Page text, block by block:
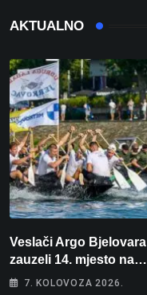
AKTUALNO
Veslači Argo Bjelovara
zauzeli 14. mjesto na
brzincu
7. KOLOVOZA 2026.